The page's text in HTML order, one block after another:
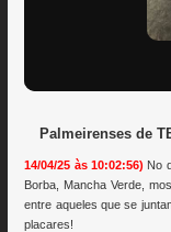
Palmeirenses de
14/04/25 às 10:02:56) No
Borba, Mancha Verde,
entre aqueles que se
placares!